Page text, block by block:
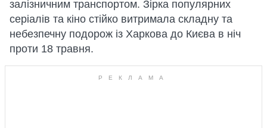
залізничним транспортом. Зірка популярних
серіалів та кіно стійко витримала складну та
небезпечну подорож із Харкова до Києва в ніч
проти 18 травня.